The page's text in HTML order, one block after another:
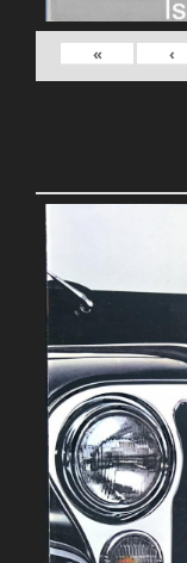
›
»